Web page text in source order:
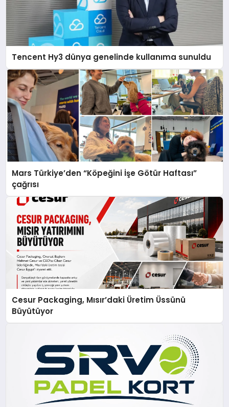
Tencent Hy3 dünya genelinde kullanıma sunuldu
Mars Türkiye’den “Köpeğini İşe Götür Haftası”
çağrısı
Cesur Packaging, Mısır’daki Üretim Üssünü
Büyütüyor